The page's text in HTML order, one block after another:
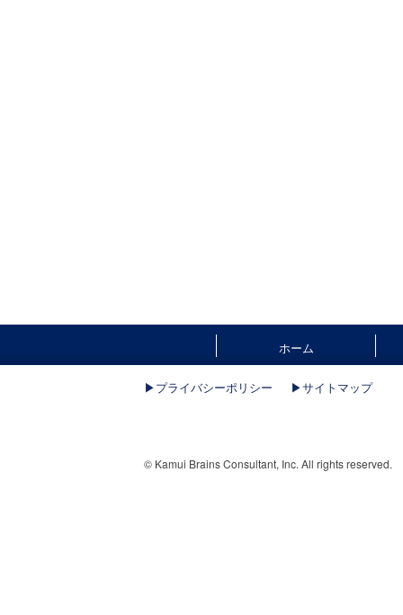
ホーム
▶︎プライバシーポリシー ▶︎サイトマップ
© Kamui Brains Consultant, Inc. All rights reserved.